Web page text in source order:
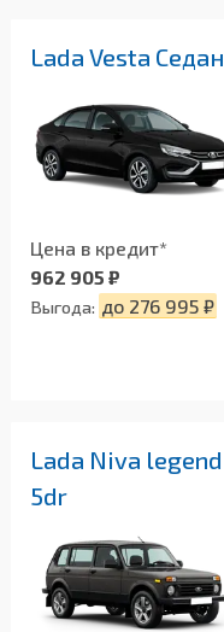
Lada Vesta Седан
Цена в кредит*
962 905 ₽
Выгода: до 276 995 ₽
Lada Niva legend
5dr